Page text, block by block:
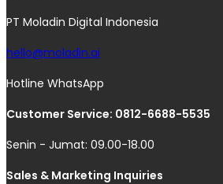
PT Moladin Digital Indonesia
hello@moladin.ai
Hotline WhatsApp
Customer Service: 0812-6688-5535
Senin - Jumat: 09.00-18.00
Sales & Marketing Inquiries